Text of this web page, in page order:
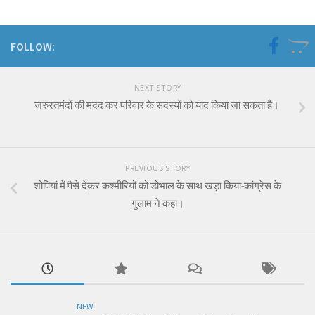
FOLLOW:
NEXT STORY
जरुरतमंदों की मदद कर परिवार के सदस्यों को याद किया जा सकता है।
PREVIOUS STORY
शोपियां में पैसे देकर कश्मीरियों को डोभाल के साथ खड़ा किया-कांग्रेस के
गुलाम ने कहा।
NEW